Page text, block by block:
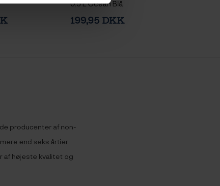
0,5 L Ocean Blå
199,95 DKK
producenter af non-
end seks årtier
af højeste kvalitet og